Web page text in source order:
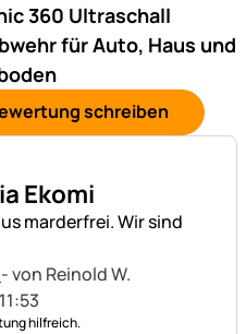
360 Ultraschall
für Auto, Haus und
schreiben
Ekomi
marderfrei. Wir sind
- von Reinold W.
hilfreich.